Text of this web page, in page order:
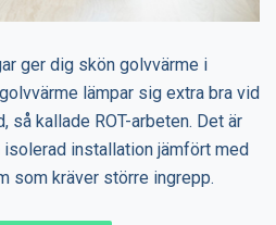
ger dig skön golvvärme i
lämpar sig extra bra vid
så kallade ROT-arbeten. Det är
installation jämfört med
som kräver större ingrepp.